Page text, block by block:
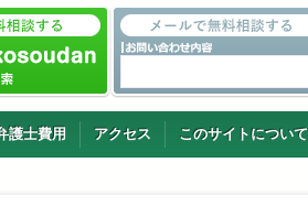
護士費用 アクセス このサイトについて